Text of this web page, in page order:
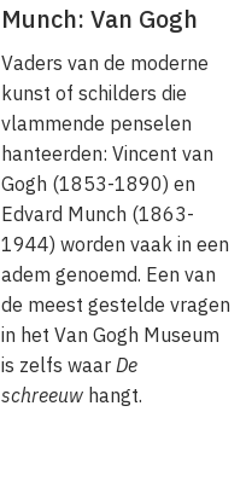
Munch: Van Gogh
Vaders van de moderne
kunst of schilders die
vlammende penselen
hanteerden: Vincent van
Gogh (1853-1890) en
Edvard Munch (1863-
1944) worden vaak in een
adem genoemd. Een van
de meest gestelde vragen
in het Van Gogh Museum
is zelfs waar De
schreeuw hangt.